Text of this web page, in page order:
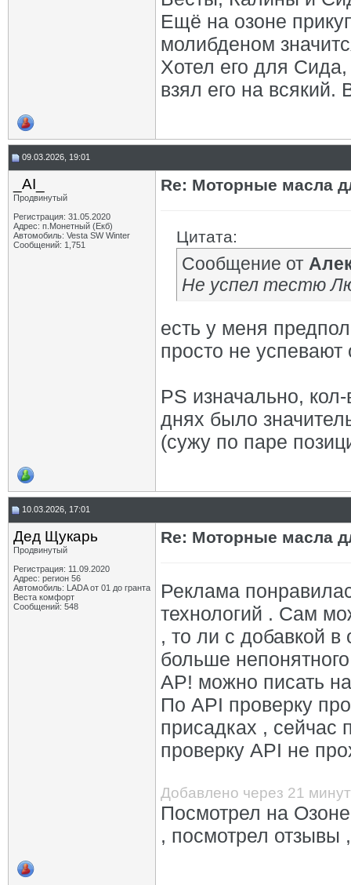
Ещё на озоне
молибденом
Хотел его для
взял его на всякий.
09.03.2026, 19:01
_AI_
Продвинутый
Регистрация: 31.05.2020
Адрес: п.Монетный (Екб)
Автомобиль: Vesta SW Winter
Сообщений: 1,751
Re: Моторные масла
Цитата:
Сообщение от
Не успел тестю
есть у меня
просто не успевают
PS изначально,
днях было
(сужу по паре
10.03.2026, 17:01
Дед Щукарь
Продвинутый
Регистрация: 11.09.2020
Адрес: регион 56
Автомобиль: LADA от 01 до гранта
Веста комфорт
Сообщений: 548
Re: Моторные масла
Реклама
технологий . Сам
, то ли с добавкой в
больше
AP! можно писать
По API проверку
присадках , сейчас
проверку API не
Добавлено через 21
Посмотрел на
, посмотрел отзывы